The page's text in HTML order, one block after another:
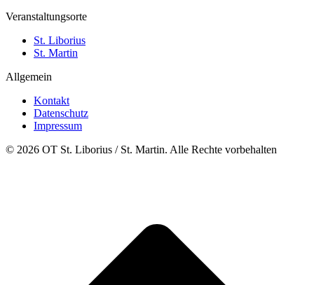
Veranstaltungsorte
St. Liborius
St. Martin
Allgemein
Kontakt
Datenschutz
Impressum
© 2026 OT St. Liborius / St. Martin. Alle Rechte vorbehalten